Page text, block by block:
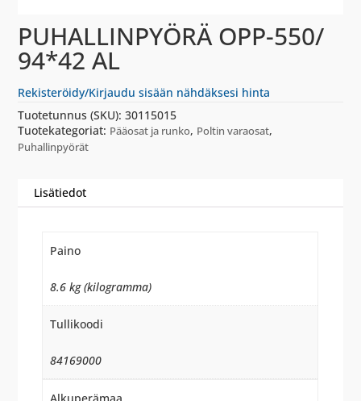
PUHALLINPYÖRÄ OPP-550/
94*42 AL
Rekisteröidy/Kirjaudu sisään nähdäksesi hinta
Tuotetunnus (SKU):30115015
Tuotekategoriat: Pääosat ja runko, Poltin varaosat,
Puhallinpyörät
Lisätiedot
Paino
8.6 kg (kilogramma)
Tullikoodi
84169000